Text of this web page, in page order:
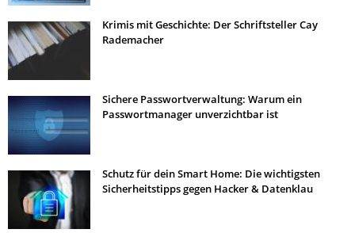
Krimis mit Geschichte: Der Schriftsteller Cay
Rademacher
Sichere Passwortverwaltung: Warum ein
Passwortmanager unverzichtbar ist
Schutz für dein Smart Home: Die wichtigsten
Sicherheitstipps gegen Hacker & Datenklau